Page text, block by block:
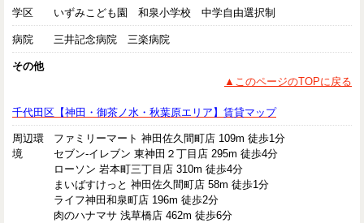
学区 いずみこども園 和泉小学校 中学自由選択制
病院 三井記念病院 三楽病院
その他
▲このページのTOPに戻る
千代田区【神田・御茶ノ水・秋葉原エリア】賃貸マップ
周辺環
境
ファミリーマート 神田佐久間町店 109m 徒歩1分
セブン-イレブン 東神田２丁目店 295m 徒歩4分
ローソン 岩本町三丁目店 310m 徒歩4分
まいばすけっと 神田佐久間町店 58m 徒歩1分
ライフ神田和泉町店 196m 徒歩2分
肉のハナマサ 浅草橋店 462m 徒歩6分